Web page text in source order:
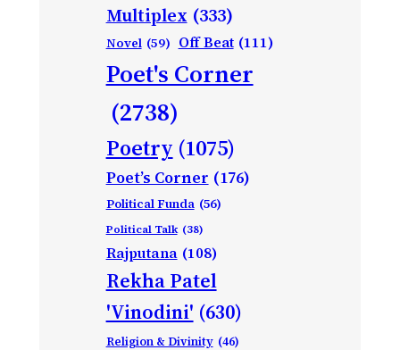
Multiplex (333)
Novel (59) Off Beat (111)
Poet's Corner
(2738)
Poetry (1075)
Poet’s Corner (176)
Political Funda (56)
Political Talk (38)
Rajputana (108)
Rekha Patel
'Vinodini' (630)
Religion & Divinity (46)